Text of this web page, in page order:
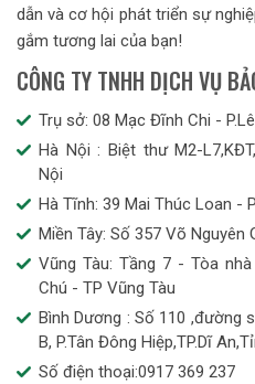
dẫn và cơ hội phát triển sự
gắm tương lai của bạn!
CÔNG TY TNHH DỊCH VỤ
Trụ sở: 08 Mạc Đĩnh Chi -
Hà Nội : Biệt thư M2-
Nội
Hà Tĩnh: 39 Mai Thúc Loan -
Miền Tây: Số 357 Võ Nguyên
Vũng Tàu: Tầng 7 - Tòa
Chú - TP Vũng Tàu
Bình Dương : Số 110 ,đường
B, P.Tân Đông Hiệp,TP.Dĩ
Số điện thoại:0917 369 237